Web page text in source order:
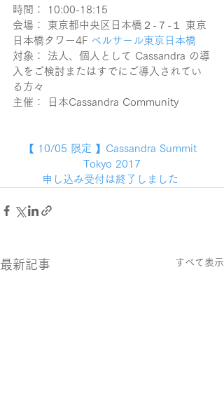
時間： 10:00-18:15
会場： 東京都中央区日本橋２-７-１ 東京
日本橋タワー4F ベルサール東京日本橋
対象： 法人、個人として Cassandra の導
入をご検討またはすでにご導入されてい
る方々
主催： 日本Cassandra Community
【 10/05 限定 】Cassandra Summit
Tokyo 2017
申し込み受付は終了しました
最新記事 すべて表示